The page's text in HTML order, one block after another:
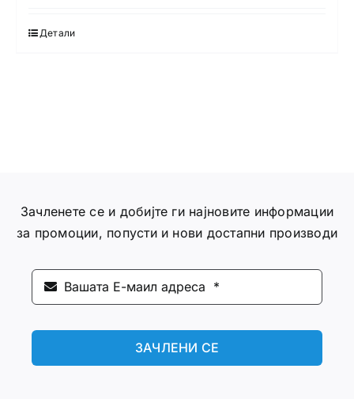
Детали
Зачленете се и добијте ги најновите информации
за промоции, попусти и нови достапни производи
ЗАЧЛЕНИ СЕ